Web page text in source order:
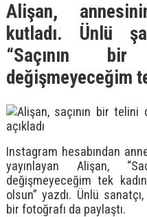
Alişan,
kutladı. Ünlü
“Saçının
değişmeyeceğim
Instagram hesabından
yayınlayan Alişan,
değişmeyeceğim tek
olsun” yazdı. Ünlü
bir fotoğrafı da paylaştı.